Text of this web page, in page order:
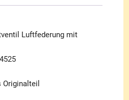
Luftfederung mit